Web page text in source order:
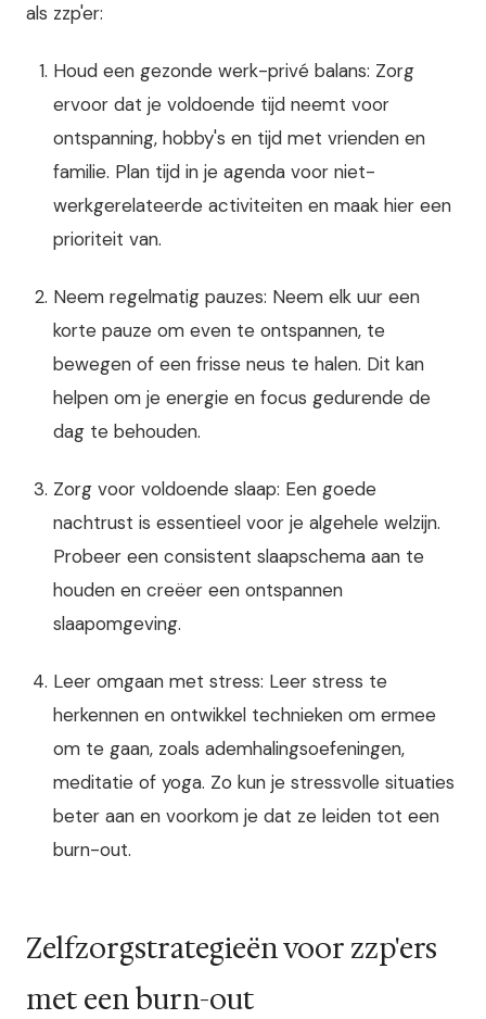
als zzp'er:
Houd een gezonde werk-privé balans: Zorg
ervoor dat je voldoende tijd neemt voor
ontspanning, hobby's en tijd met vrienden en
familie. Plan tijd in je agenda voor niet-
werkgerelateerde activiteiten en maak hier een
prioriteit van.
Neem regelmatig pauzes: Neem elk uur een
korte pauze om even te ontspannen, te
bewegen of een frisse neus te halen. Dit kan
helpen om je energie en focus gedurende de
dag te behouden.
Zorg voor voldoende slaap: Een goede
nachtrust is essentieel voor je algehele welzijn.
Probeer een consistent slaapschema aan te
houden en creëer een ontspannen
slaapomgeving.
Leer omgaan met stress: Leer stress te
herkennen en ontwikkel technieken om ermee
om te gaan, zoals ademhalingsoefeningen,
meditatie of yoga. Zo kun je stressvolle situaties
beter aan en voorkom je dat ze leiden tot een
burn-out.
Zelfzorgstrategieën voor zzp'ers
met een burn-out